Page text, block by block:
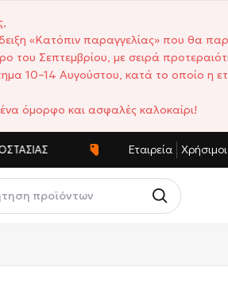
«Κατόπιν παραγγελίας» που θα
του Σεπτεμβρίου, με σειρά
10–14 Αυγούστου, κατά το οποίο η
όμορφο και ασφαλές καλοκαίρι!
ΑΝΤΑΓΩΝΙΣΤΙΚΈΣ ΤΙΜΈΣ
Εταιρεία